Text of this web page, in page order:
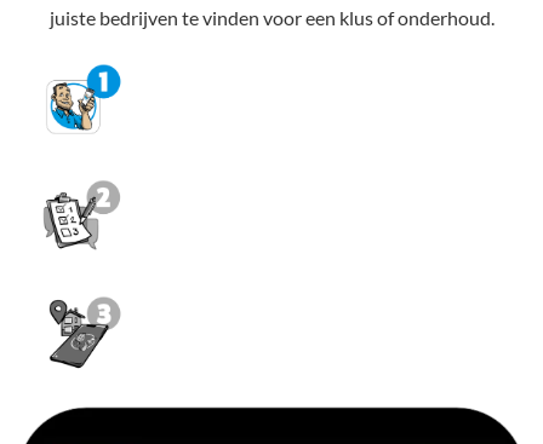
juiste bedrijven te vinden voor een klus of onderhoud.